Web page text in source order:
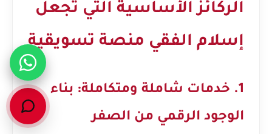
الركائز الأساسية التي تجعل
إسلام الفقي منصة تسويقية
1. خدمات شاملة ومتكاملة: بناء
الوجود الرقمي من الصفر